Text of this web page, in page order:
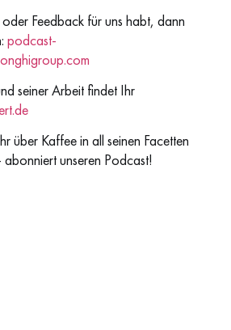
Feedback für uns habt, dann
podcast-
seiner Arbeit findet Ihr
über Kaffee in all seinen Facetten
unseren Podcast!